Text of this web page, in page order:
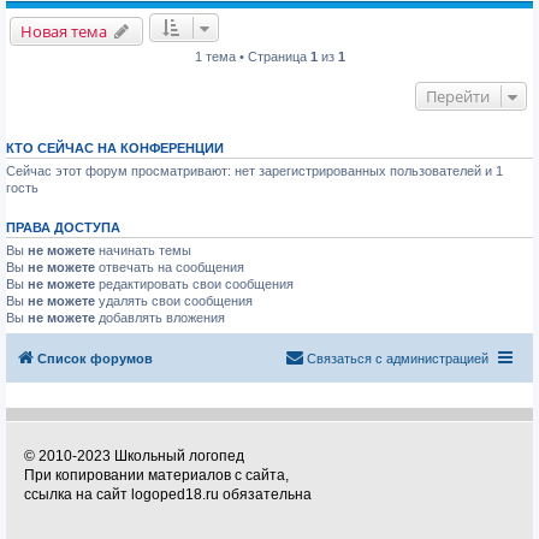
Новая тема
1 тема • Страница 1 из 1
Перейти
КТО СЕЙЧАС НА КОНФЕРЕНЦИИ
Сейчас этот форум просматривают: нет зарегистрированных пользователей и 1
гость
ПРАВА ДОСТУПА
Вы не можете начинать темы
Вы не можете отвечать на сообщения
Вы не можете редактировать свои сообщения
Вы не можете удалять свои сообщения
Вы не можете добавлять вложения
Список форумов Связаться с администрацией
© 2010-2023 Школьный логопед
При копировании материалов с сайта,
ссылка на сайт logoped18.ru обязательна